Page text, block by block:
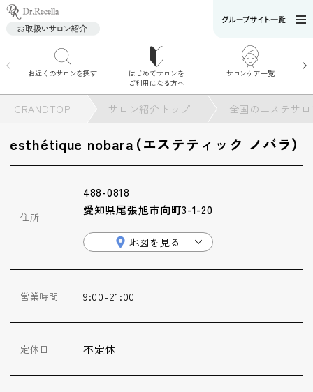
お近くのサロンを探す
はじめてサロンを
ご利用になる方へ
サロンケア一覧
ュー
施術別で探す
お悩み別で探す
角質ケア｜ポレーシ
GRANDTOP サロン紹介トップ 全国のエステサ
esthétique nobara（エステティック ノバラ）
住所
488-0818
愛知県尾張旭市向町3-1-20
地図を見る
営業時間 9:00-21:00
定休日 不定休